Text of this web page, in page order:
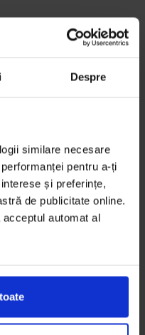
Despre
similare necesare
pentru a-ți
și preferințe,
de publicitate online.
automat al